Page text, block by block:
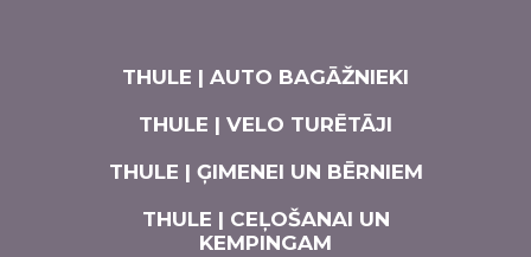
THULE | AUTO BAGĀŽNIEKI
THULE | VELO TURĒTĀJI
THULE | ĢIMENEI UN BĒRNIEM
THULE | CEĻOŠANAI UN
KEMPINGAM